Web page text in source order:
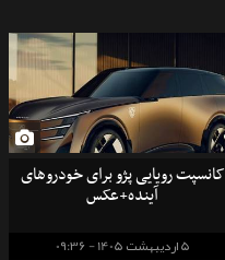
کانسپت رویایی پژو برای خودروهای
آینده+عکس
5 اردیبهشت 1405 - 09:36